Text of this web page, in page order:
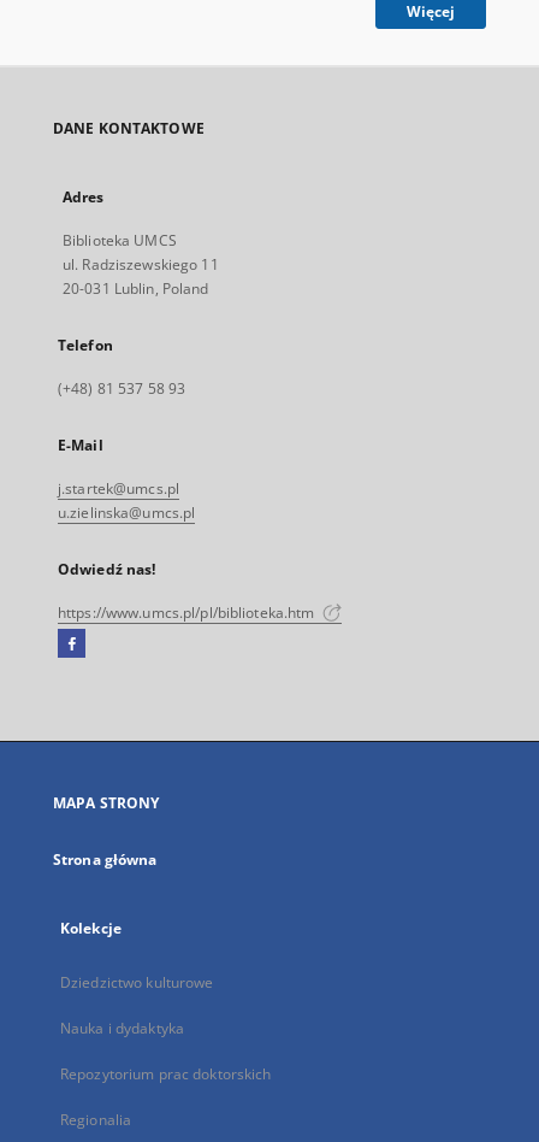
Więcej
DANE KONTAKTOWE
Adres
Biblioteka UMCS
ul. Radziszewskiego 11
20-031 Lublin, Poland
Telefon
(+48) 81 537 58 93
E-Mail
j.startek@umcs.pl
u.zielinska@umcs.pl
Odwiedź nas!
https://www.umcs.pl/pl/biblioteka.htm
Facebook
się
karcie
MAPA STRONY
Strona główna
Kolekcje
Dziedzictwo kulturowe
Nauka i dydaktyka
Repozytorium prac doktorskich
Regionalia